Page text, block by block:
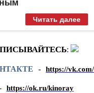
Читать далее
:
- https://
https://ok.ru/kinoray